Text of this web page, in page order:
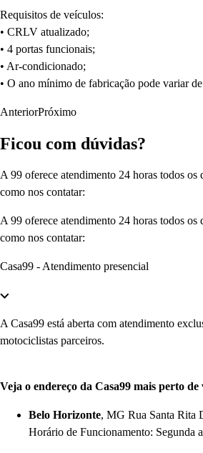
Requisitos de veículos:
• CRLV atualizado;
• 4 portas funcionais;
• Ar-condicionado;
• O ano mínimo de fabricação pode variar
AnteriorPróximo
Ficou com dúvidas?
A 99 oferece atendimento 24 horas todos os
como nos contatar:
A 99 oferece atendimento 24 horas todos os
como nos contatar:
Casa99 - Atendimento presencial
A Casa99 está aberta com atendimento
motociclistas parceiros.
Veja o endereço da Casa99 mais perto de
Belo Horizonte, MG Rua Santa Rita
Horário de Funcionamento: Segunda